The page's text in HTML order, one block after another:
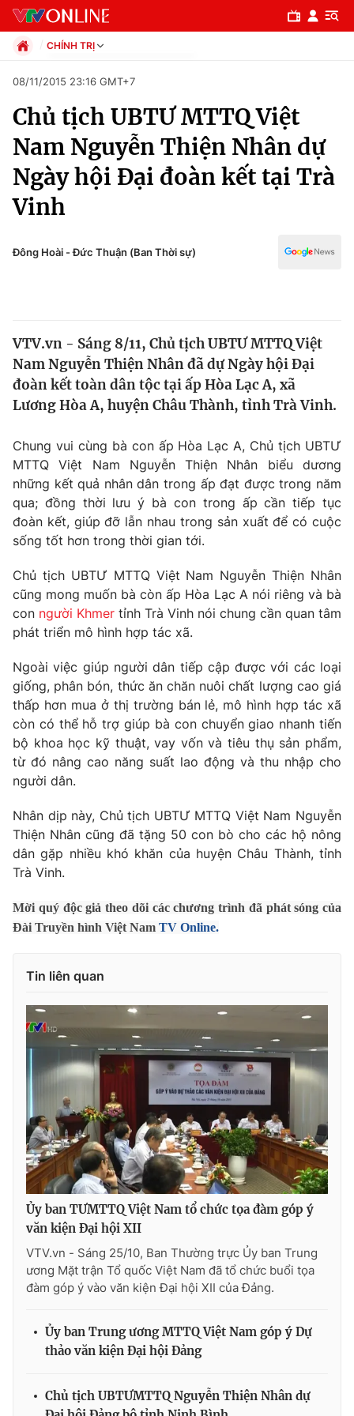
Chuyên mục
Chính trị
Xã hội
Pháp luật
Thế giới
Tin tức
Thế giới đó đây
Câu chuyện quốc tế
Kinh tế
Thị trường
Góc doanh nghiệp
Truyền hình
Phim VTV
Hậu trường
Nhân vật
Khán giả
Giải sao mai
Giải trí
Âm nhạc
Sao
Đời sống
Du lịch
Làm đẹp
Chất lượng cuộc sống
Giáo dục
Học trực tuyến
Công nghệ
Hitech Công nghệ tương lai
Sản phẩm
Thị trường
Tư vấn
Giao lưu trực tuyến
Lịch phát sóng
Chuyên mục khác
Emagazine Podcast
Video Shorts video
VTV Money
VTV Sức khoẻ Bất động sản
Thị trường 24h Tấm lòng Việt
VTV4 Vươn mình bằng AI
VTV9 VTV8
Liên hệ tòa soạn English
THỜI BÁO VTV
Cơ quan chủ quản:Đài Truyền hình Việt Nam
CHÍNH TRỊ
Xã hội
Pháp luật
Kinh tế
Thể thao
Truyền hình
Văn hóa - Giải trí
Y tế
Công nghệ
08/11/2015 23:16 GMT+7
Chủ tịch UBTƯ MTTQ Việt
Nam Nguyễn Thiện Nhân dự
Ngày hội Đại đoàn kết tại Trà
Vinh
Đông Hoài - Đức Thuận (Ban Thời sự)
VTV.vn - Sáng 8/11, Chủ tịch UBTƯ MTTQ Việt
Nam Nguyễn Thiện Nhân đã dự Ngày hội Đại
đoàn kết toàn dân tộc tại ấp Hòa Lạc A, xã
Lương Hòa A, huyện Châu Thành, tỉnh Trà Vinh.
Chung vui cùng bà con ấp Hòa Lạc A, Chủ tịch UBTƯ
MTTQ Việt Nam Nguyễn Thiện Nhân biểu dương
những kết quả nhân dân trong ấp đạt được trong năm
qua; đồng thời lưu ý bà con trong ấp cần tiếp tục
đoàn kết, giúp đỡ lẫn nhau trong sản xuất để có cuộc
sống tốt hơn trong thời gian tới.
Chủ tịch UBTƯ MTTQ Việt Nam Nguyễn Thiện Nhân
cũng mong muốn bà còn ấp Hòa Lạc A nói riêng và bà
con người Khmer tỉnh Trà Vinh nói chung cần quan tâm
phát triển mô hình hợp tác xã.
Ngoài việc giúp người dân tiếp cập được với các loại
giống, phân bón, thức ăn chăn nuôi chất lượng cao giá
thấp hơn mua ở thị trường bán lẻ, mô hình hợp tác xã
còn có thể hỗ trợ giúp bà con chuyển giao nhanh tiến
bộ khoa học kỹ thuật, vay vốn và tiêu thụ sản phẩm,
từ đó nâng cao năng suất lao động và thu nhập cho
người dân.
Nhân dịp này, Chủ tịch UBTƯ MTTQ Việt Nam Nguyễn
Thiện Nhân cũng đã tặng 50 con bò cho các hộ nông
dân gặp nhiều khó khăn của huyện Châu Thành, tỉnh
Trà Vinh.
Mời quý độc giả theo dõi các chương trình đã phát sóng của
Đài Truyền hình Việt Nam TV Online.
Tin liên quan
Ủy ban TƯMTTQ Việt Nam tổ chức tọa đàm góp ý
văn kiện Đại hội XII
VTV.vn - Sáng 25/10, Ban Thường trực Ủy ban Trung
ương Mặt trận Tổ quốc Việt Nam đã tổ chức buổi tọa
đàm góp ý vào văn kiện Đại hội XII của Đảng.
Ủy ban Trung ương MTTQ Việt Nam góp ý Dự
thảo văn kiện Đại hội Đảng
Chủ tịch UBTƯMTTQ Nguyễn Thiện Nhân dự